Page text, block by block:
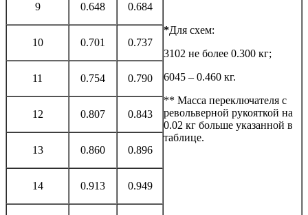
9 0.648
0.684
*Для схем:
3102 не более 0.300 кг;
6045 – 0.460 кг.
** Масса переключателя с
револьверной рукояткой на
0.02 кг больше указанной в
таблице.
10 0.701 0.737
11 0.754 0.790
12 0.807 0.843
13 0.860 0.896
14 0.913 0.949